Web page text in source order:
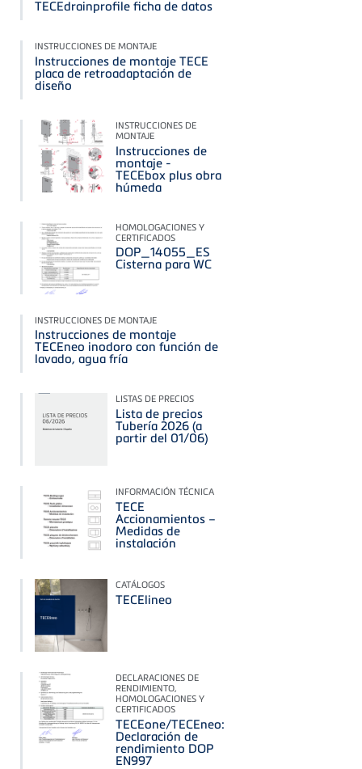
TECEdrainprofile ficha de datos
INSTRUCCIONES DE MONTAJE
Instrucciones de montaje TECE
placa de retroadaptación de
diseño
INSTRUCCIONES DE
MONTAJE
Instrucciones de
montaje -
TECEbox plus obra
húmeda
HOMOLOGACIONES Y
CERTIFICADOS
DOP_14055_ES
Cisterna para WC
INSTRUCCIONES DE MONTAJE
Instrucciones de montaje
TECEneo inodoro con función de
lavado, agua fría
LISTAS DE PRECIOS
Lista de precios
Tubería 2026 (a
partir del 01/06)
INFORMACIÓN TÉCNICA
TECE
Accionamientos –
Medidas de
instalación
CATÁLOGOS
TECElineo
DECLARACIONES DE
RENDIMIENTO,
HOMOLOGACIONES Y
CERTIFICADOS
TECEone/TECEneo:
Declaración de
rendimiento DOP
EN997